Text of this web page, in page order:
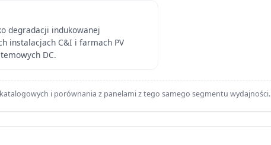
degradacji indukowanej
instalacjach C&I i farmach PV
DC.
i porównania z panelami z tego samego segmentu wydajności.